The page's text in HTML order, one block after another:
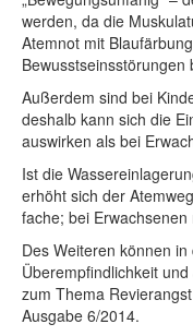
werden, da die
Atemnot mit
Außerdem sind bei
deshalb kann sich die
auswirken als bei
Ist die
erhöht sich der
fache; bei
Des Weiteren können
Überempfindlichkeit
zum Thema
Ausgabe 6/2014.